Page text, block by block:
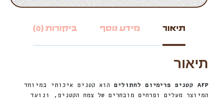
תיאור מידע נוסף ביקורות (0)
תיאור
AFP קטניפ פרימיום לחתולים
הוא קטניפ איכותי במיוחד
המיוצר מעלים ופרחים מובחרים של צמח הקטניפ, ונועד